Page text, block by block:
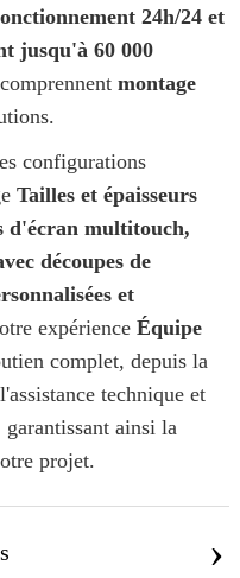
24h/24 et
jusqu'à 60 000
montage
configurations
Tailles et épaisseurs
d'écran multitouch,
découpes de
et
expérience Équipe
complet, depuis la
technique et
ainsi la
projet.
›